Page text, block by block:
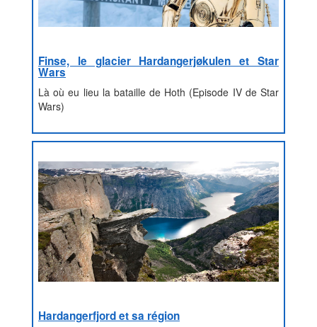
Finse, le glacier Hardangerjøkulen et Star
Wars
Là où eu lieu la bataille de Hoth (Episode IV de Star
Wars)
Hardangerfjord et sa région